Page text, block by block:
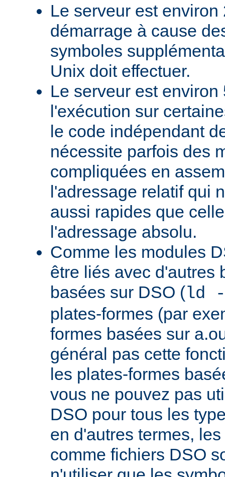
Le serveur est
démarrage à cause
symboles
Unix doit effectuer.
Le serveur est environ
l'exécution sur
le code indépendant
nécessite parfois des
compliquées en
l'adressage relatif qui
aussi rapides que
l'adressage absolu.
Comme les modules
être liés avec d'autres
basées sur DSO (ld
plates-formes (par
formes basées sur
général pas cette
les plates-formes
vous ne pouvez pas
DSO pour tous les
en d'autres termes,
comme fichiers DSO